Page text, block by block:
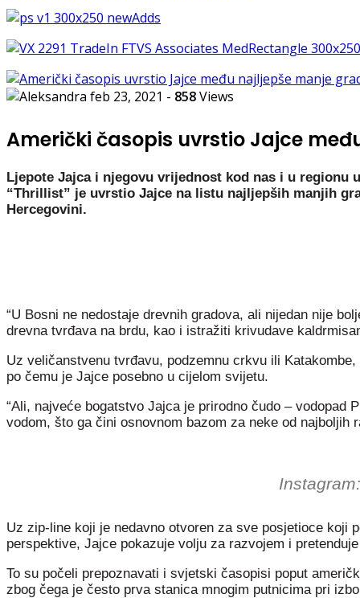
feb 23, 2021 - 858Views
Američki časopis uvrstio Jajce
Ljepote Jajca i njegovu vrijednost kod nas i u
“Thrillist” je uvrstio Jajce na listu najljepših manjih
Hercegovini.
“U Bosni ne nedostaje drevnih gradova, ali nijedan nije
drevna tvrđava na brdu, kao i istražiti krivudave
Uz veličanstvenu tvrđavu, podzemnu crkvu ili
po čemu je Jajce posebno u cijelom svijetu.
“Ali, najveće bogatstvo Jajca je prirodno čudo –
vodom, što ga čini osnovnom bazom za neke od najboljih
Uz zip-line koji je nedavno otvoren za sve posjetioce koji
perspektive, Jajce pokazuje volju za razvojem i
To su počeli prepoznavati i svjetski časopisi poput
zbog čega je često prva stanica mnogim putnicima pri